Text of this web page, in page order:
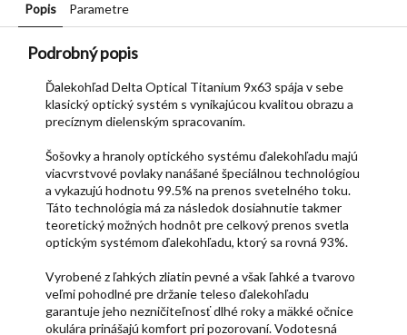
Popis Parametre
Podrobný popis
Ďalekohľad Delta Optical Titanium 9x63 spája v sebe
klasický optický systém s vynikajúcou kvalitou obrazu a
precíznym dielenským spracovaním.
Šošovky a hranoly optického systému ďalekohľadu majú
viacvrstvové povlaky nanášané špeciálnou technológiou
a vykazujú hodnotu 99.5% na prenos svetelného toku.
Táto technológia má za následok dosiahnutie takmer
teoretický možných hodnôt pre celkový prenos svetla
optickým systémom ďalekohľadu, ktorý sa rovná 93%.
Vyrobené z ľahkých zliatin pevné a však ľahké a tvarovo
veľmi pohodlné pre držanie teleso ďalekohľadu
garantuje jeho nezničiteľnosť dlhé roky a mäkké očnice
okulára prinášajú komfort pri pozorovaní. Vodotesná